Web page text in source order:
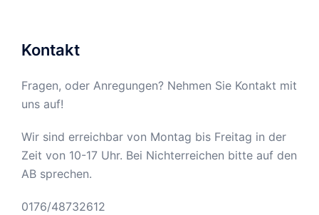
Kontakt
Fragen, oder Anregungen? Nehmen Sie Kontakt mit
uns auf!
Wir sind erreichbar von Montag bis Freitag in der
Zeit von 10-17 Uhr. Bei Nichterreichen bitte auf den
AB sprechen.
0176/48732612